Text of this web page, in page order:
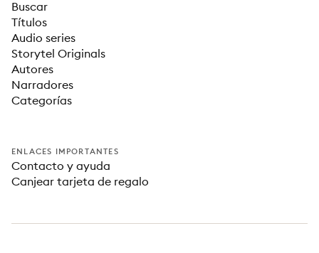
Buscar
Títulos
Audio series
Storytel Originals
Autores
Narradores
Categorías
ENLACES IMPORTANTES
Contacto y ayuda
Canjear tarjeta de regalo